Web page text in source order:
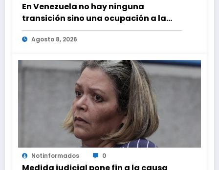
En Venezuela no hay ninguna
transición sino una ocupación a la
fuerza
Agosto 8, 2026
Notinformados 0
Medida judicial pone fin a la causa